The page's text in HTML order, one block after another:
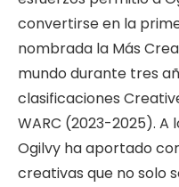
convertirse en la
nombrada la Más
mundo durante tres
clasificaciones
WARC (2023-2025).
Ogilvy ha aportado
creativas que no solo